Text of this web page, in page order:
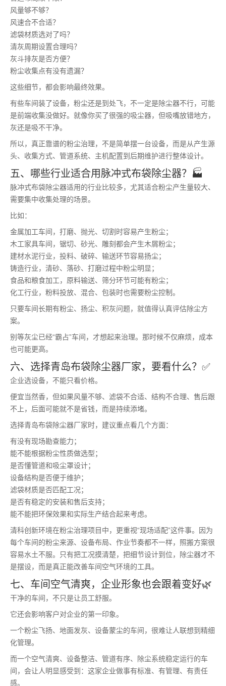
风量够不够？
风速合不合适？
滤袋材质选对了吗？
清灰周期设置合理吗？
灰斗排灰是否方便？
粉尘收集点有没有遗漏？
这些细节，都会影响最终效果。
有些车间装了设备，粉尘还是到处飞，不一定是除尘器不行，可能
是前端收集没做好。就像你买了很强的吸尘器，但吸嘴放错地方，
灰还是吸不干净。
所以，真正靠谱的粉尘治理，不是简单摆一台设备，而是从产生源
头、收集方式、管道系统、主机配置到后期维护进行整体设计。
五、哪些行业适合用脉冲式布袋除尘器？🏭
脉冲式布袋除尘器适用的行业比较多，尤其适合粉尘产生量较大、
需要集中收集处理的场景。
比如：
金属加工车间，打磨、抛光、切割时容易产生粉尘；
木工家具车间，锯切、砂光、雕刻都会产生木屑粉尘；
建材水泥行业，投料、破碎、输送环节容易扬尘；
铸造行业，清砂、落砂、打磨过程中粉尘明显；
食品和粮食加工，原料输送、筛分环节可能有粉尘；
化工行业，粉料投放、混合、包装时也需要粉尘控制。
只要车间长期有粉尘、扬尘、积灰问题，就值得认真评估除尘方
案。
别等灰尘已经“霸占”车间，才想起来治理。那时候不仅麻烦，成本
也可能更高。
六、选择青岛布袋除尘器厂家，要看什么？✅
企业选设备，不能只看价格。
便宜当然香，但如果风量不够、滤袋不合适、结构不合理、售后跟
不上，后面可能就不是省钱，而是持续添堵。
选择青岛布袋除尘器厂家时，建议重点看几个方面：
有没有现场勘查能力；
能不能根据粉尘性质做选型；
是否懂管道和吸尘罩设计；
设备结构是否便于维护；
滤袋材质是否匹配工况；
是否有稳定的安装和售后支持；
能不能把环保效果和实际生产结合起来考虑。
清科创新环境在粉尘治理项目中，更重视“现场适配”这件事。因为
每个车间的粉尘来源、设备布局、作业节奏都不一样，照搬方案很
容易水土不服。只有把工况摸清楚，把细节设计到位，除尘器才不
是摆设，而是真正能改善车间空气环境的工具。
七、车间空气清爽，企业形象也会跟着变好🌿
干净的车间，不只是让员工舒服。
它还会影响客户对企业的第一印象。
一个粉尘飞扬、地面发灰、设备蒙尘的车间，很难让人联想到精细
化管理。
而一个空气清爽、设备整洁、管道有序、除尘系统稳定运行的车
间，会让人明显感受到：这家企业做事有标准、有管理、有责任
感。